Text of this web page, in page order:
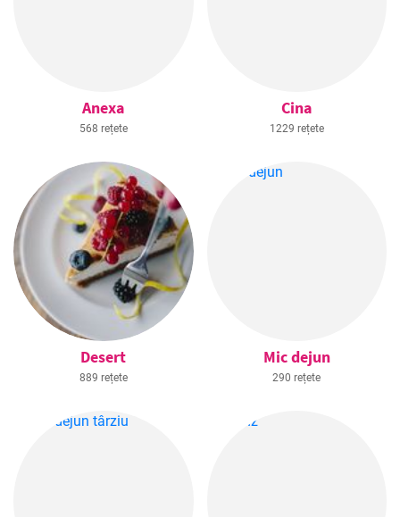
Anexa
568 rețete
Cina
1229 rețete
Desert
889 rețete
Mic dejun
290 rețete